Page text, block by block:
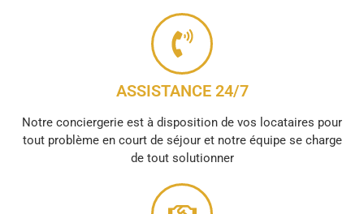
ASSISTANCE 24/7
Notre conciergerie est à disposition de vos locataires pour
tout problème en court de séjour et notre équipe se charge
de tout solutionner